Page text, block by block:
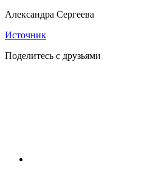
Александра Сергеева
Источник
Поделитесь с друзьями